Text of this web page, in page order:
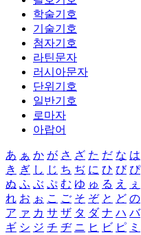
학술기호
기술기호
첨자기호
라틴문자
러시아문자
단위기호
일반기호
로마자
아랍어
あ ぁ か が さ ざ た だ な は
き ぎ し じ ち ぢ に ひ び ぴ
ぬ ふ ぶ ぷ む ゆ ゅ る え ぇ
れ お ぉ こ ご そ ぞ と ど の
ア ァ カ サ ザ タ ダ ナ ハ バ
ギ シ ジ チ ヂ ニ ヒ ビ ピ ミ